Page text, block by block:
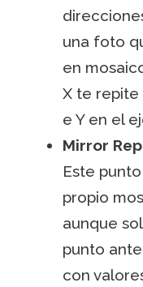
una foto
en
X te
e Y en el
Mirror
Este
propio
aunque
punto
con